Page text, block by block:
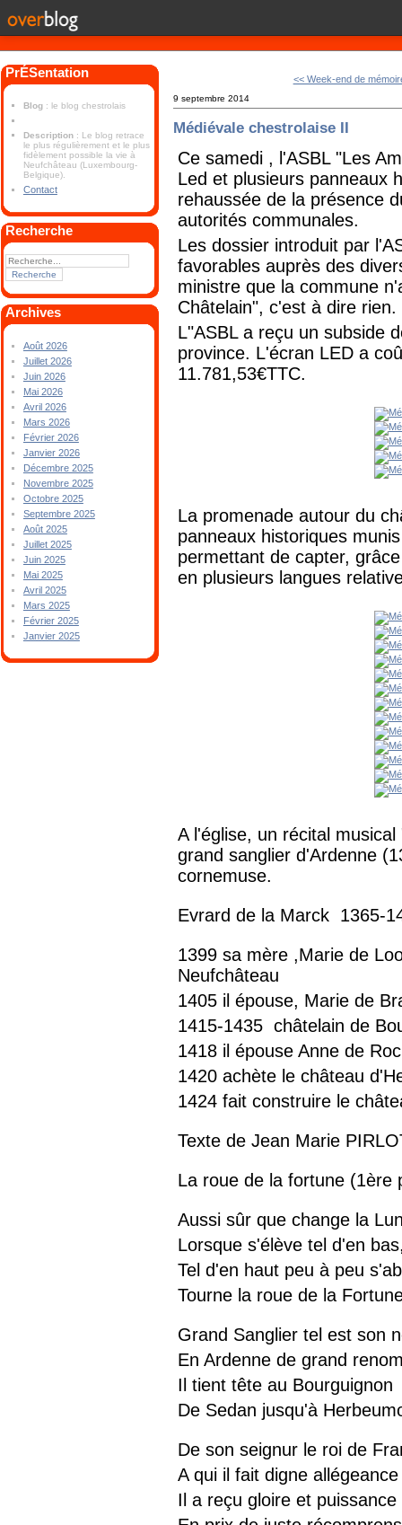
PrÉSentation
Blog : le blog chestrolais
Description : Le blog retrace
le plus régulièrement et le plus
fidèlement possible la vie à
Neufchâteau (Luxembourg-
Belgique).
Contact
Recherche
Archives
Août 2026
Juillet 2026
Juin 2026
Mai 2026
Avril 2026
Mars 2026
Février 2026
Janvier 2026
Décembre 2025
Novembre 2025
Octobre 2025
Septembre 2025
Août 2025
Juillet 2025
Juin 2025
Mai 2025
Avril 2025
Mars 2025
Février 2025
Janvier 2025
<< Week-end de
9 septembre 2014
Médiévale chestrolaise II
Ce samedi , l'ASBL "Les
Led et plusieurs panneaux
rehaussée de la présence
autorités communales.
Les dossier introduit par
favorables auprès des
ministre que la commune
Châtelain", c'est à dire rien.
L"ASBL a reçu un subside
province. L'écran LED a
11.781,53€TTC.
La promenade autour du
panneaux historiques
permettant de capter,
en plusieurs langues
A l'église, un récital
grand sanglier d'Ardenne
cornemuse.
Evrard de la Marck 1365-
1399 sa mère ,Marie de
Neufchâteau
1405 il épouse, Marie de
1415-1435 châtelain de
1418 il épouse Anne de
1420 achète le château
1424 fait construire le
Texte de Jean Marie
La roue de la fortune (1ère
Aussi sûr que change la
Lorsque s'élève tel d'en
Tel d'en haut peu à peu
Tourne la roue de la
Grand Sanglier tel est son
En Ardenne de grand
Il tient tête au Bourguignon
De Sedan jusqu'à
De son seignur le roi de
A qui il fait digne allégeance
Il a reçu gloire et puissance